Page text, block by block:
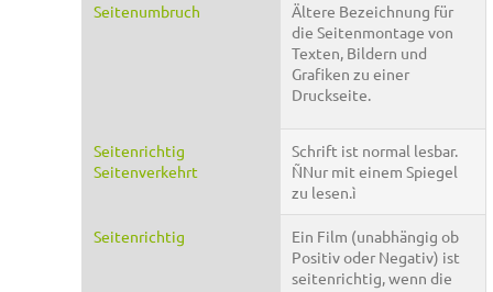
Seitenumbruch
Ältere Bezeichnung für
die Seitenmontage von
Texten, Bildern und
Grafiken zu einer
Druckseite.
Seitenrichtig
Seitenverkehrt
Schrift ist normal lesbar.
ÑNur mit einem Spiegel
zu lesen.ì
Seitenrichtig
Ein Film (unabhängig ob
Positiv oder Negativ) ist
seitenrichtig, wenn die